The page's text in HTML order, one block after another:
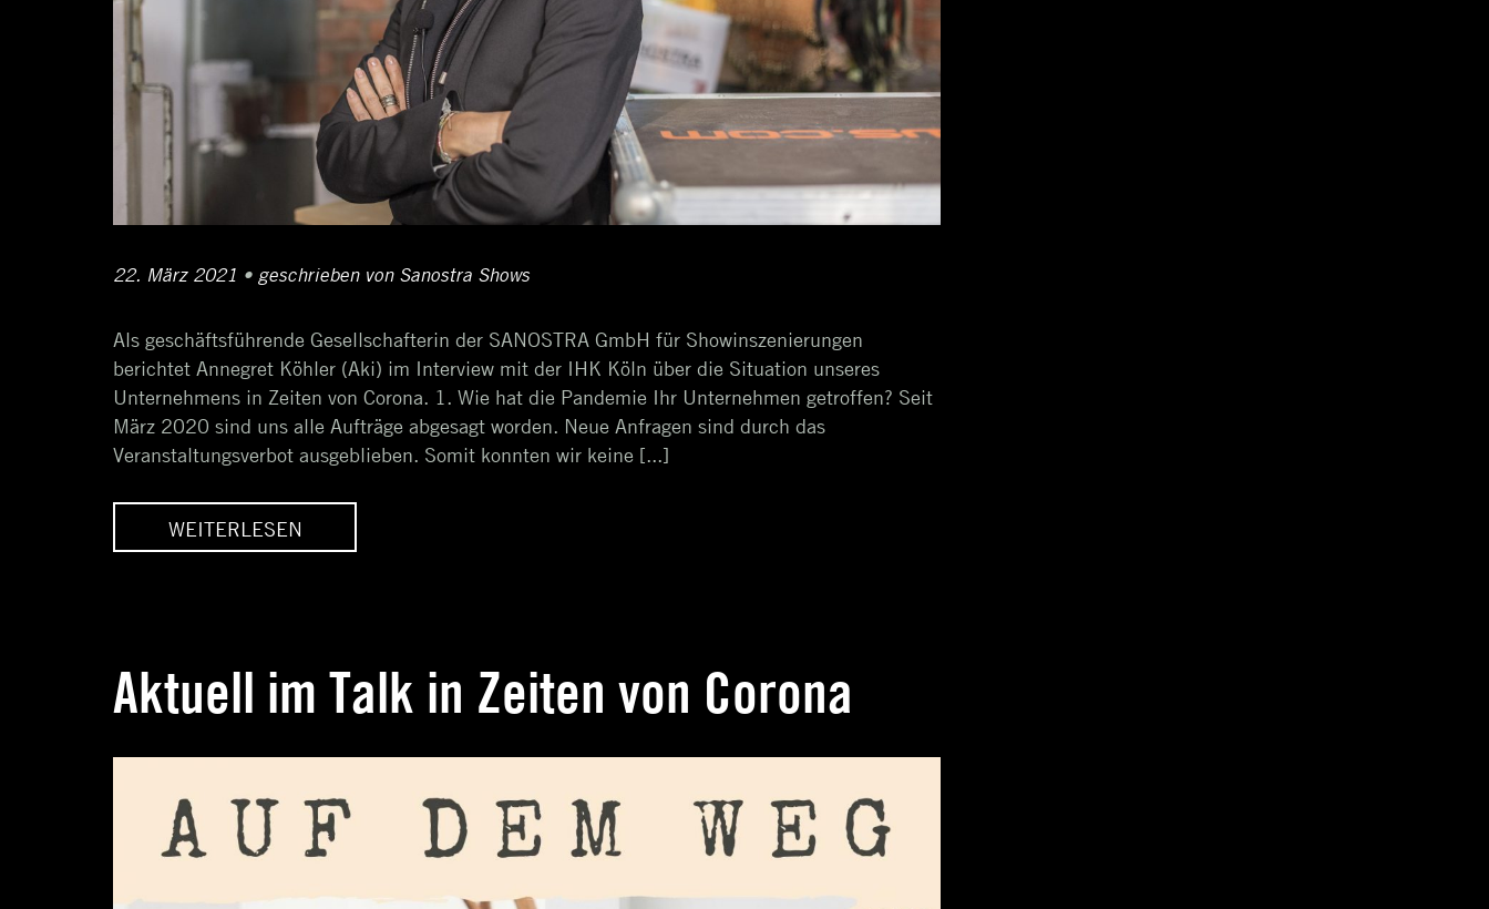
Posted
22. März 2021 8.
2021
• Author
geschrieben von Sanostra Shows
Als geschäftsführende Gesellschafterin der SANOSTRA GmbH für Showinszenierungen
berichtet Annegret Köhler (Aki) im Interview mit der IHK Köln über die Situation unseres
Unternehmens in Zeiten von Corona. 1. Wie hat die Pandemie Ihr Unternehmen getroffen? Seit
März 2020 sind uns alle Aufträge abgesagt worden. Neue Anfragen sind durch das
Veranstaltungsverbot ausgeblieben. Somit konnten wir keine [...]
WEITERLESEN
AUSWIRKUNGEN
Aktuell im Talk in Zeiten von Corona